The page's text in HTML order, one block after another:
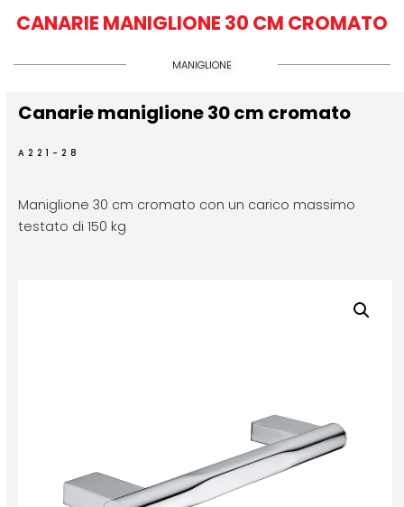
CANARIE MANIGLIONE 30 CM CROMATO
MANIGLIONE
Canarie maniglione 30 cm cromato
A221-28
Maniglione 30 cm cromato con un carico massimo
testato di 150 kg